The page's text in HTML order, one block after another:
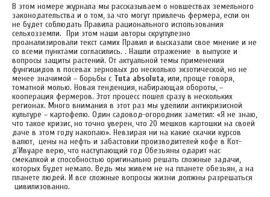
В этом номере журнала мы рассказываем о новшествах земельного
законодательства и о том, за что могут привлечь фермера, если он
не будет соблюдать Правила рационального использования
сельхозземли. При этом наши авторы скрупулезно
проанализировали текст самих Правил и высказали свое мнение и не
со всеми пунктами согласились. . Нашли отражение в выпуске и
вопросы защиты растений. От актуальной темы применения
фунгицидов в посевах зерновых до несколько экзотической, но не
менее значимой – борьбы с Tuta absoluta, или, проще говоря,
томатной молью. Новая тенденция, набирающая обороты, –
кооперация фермеров. Этот процесс пошел сразу в нескольких
регионах. Много внимания в этот раз мы уделили антикризисной
культуре – картофелю. Один садовод-огородник заметил: «Я не знаю,
что такое кризис, но точно уверен, что 20 мешков картошки на своей
даче в этом году накопаю». Невзирая ни на какие скачки курсов
валют, цены на нефть и забастовки производителей кофе в Кот-
д'Ивуаре верю, что наступающий год Обезьяны одарит нас
смекалкой и способностью оригинально решать сложные задачи,
которых будет немало. Ведь мы живем не на планете обезьян, а на
планете людей. И все сложные вопросы жизни должны разрешаться
цивилизованно.